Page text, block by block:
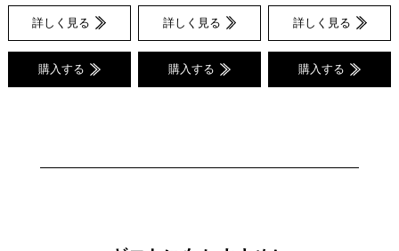
詳しく見る
購入する
詳しく見る
購入する
詳しく見る
購入する